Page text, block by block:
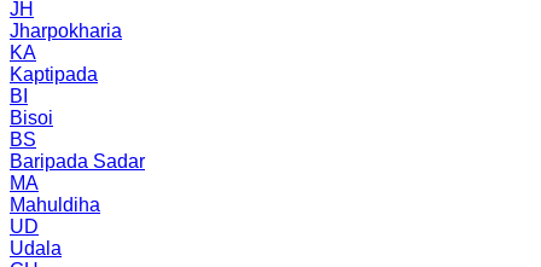
JH
Jharpokharia
KA
Kaptipada
BI
Bisoi
BS
Baripada Sadar
MA
Mahuldiha
UD
Udala